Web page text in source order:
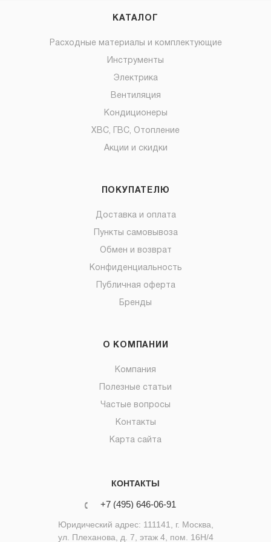
КАТАЛОГ
Расходные материалы и комплектующие
Инструменты
Электрика
Вентиляция
Кондиционеры
ХВС, ГВС, Отопление
Акции и скидки
ПОКУПАТЕЛЮ
Доставка и оплата
Пункты самовывоза
Обмен и возврат
Конфиденциальность
Публичная оферта
Бренды
О КОМПАНИИ
Компания
Полезные статьи
Частые вопросы
Контакты
Карта сайта
КОНТАКТЫ
+7 (495) 646-06-91
Юридический адрес: 111141, г. Москва,
ул. Плеханова, д. 7, этаж 4, пом. 16Н/4